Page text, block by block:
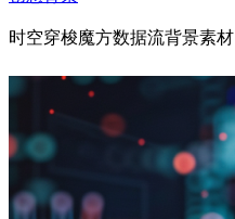
时空穿梭魔方数据流背景素材